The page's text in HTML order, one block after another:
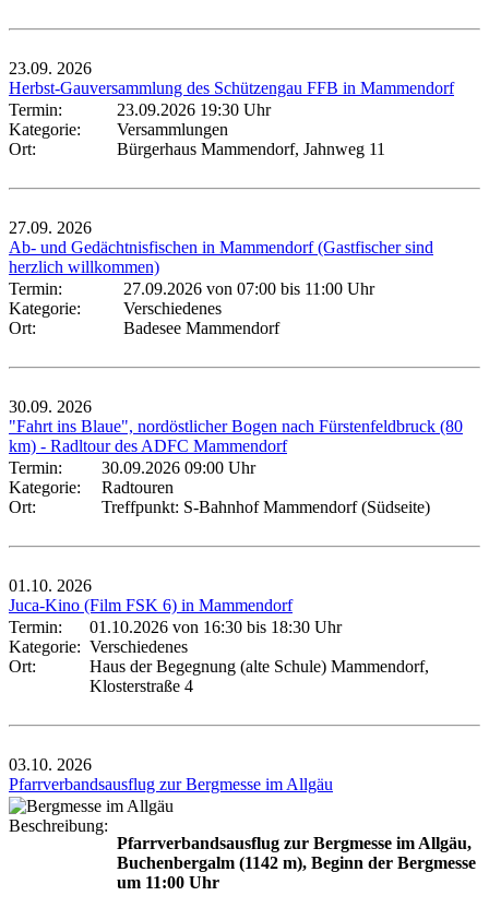
23.09. 2026
Herbst-Gauversammlung des Schützengau FFB in Mammendorf
Termin:
23.09.2026 19:30 Uhr
Kategorie:
Versammlungen
Ort:
Bürgerhaus Mammendorf, Jahnweg 11
27.09. 2026
Ab- und Gedächtnisfischen in Mammendorf (Gastfischer sind
herzlich willkommen)
Termin:
27.09.2026 von 07:00 bis 11:00 Uhr
Kategorie:
Verschiedenes
Ort:
Badesee Mammendorf
30.09. 2026
"Fahrt ins Blaue", nordöstlicher Bogen nach Fürstenfeldbruck (80
km) - Radltour des ADFC Mammendorf
Termin:
30.09.2026 09:00 Uhr
Kategorie:
Radtouren
Ort:
Treffpunkt: S-Bahnhof Mammendorf (Südseite)
01.10. 2026
Juca-Kino (Film FSK 6) in Mammendorf
Termin:
01.10.2026 von 16:30 bis 18:30 Uhr
Kategorie: Verschiedenes
Ort:
Haus der Begegnung (alte Schule) Mammendorf,
Klosterstraße 4
03.10. 2026
Pfarrverbandsausflug zur Bergmesse im Allgäu
Beschreibung:
Pfarrverbandsausflug zur Bergmesse im Allgäu,
Buchenbergalm (1142 m), Beginn der Bergmesse
um 11:00 Uhr